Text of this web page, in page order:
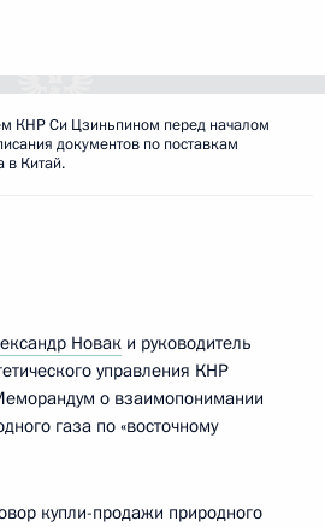
КНР Си Цзиньпином перед началом
документов по поставкам
в Китай.
Новак и руководитель
управления КНР
о взаимопонимании
газа по «восточному
купли-продажи природного